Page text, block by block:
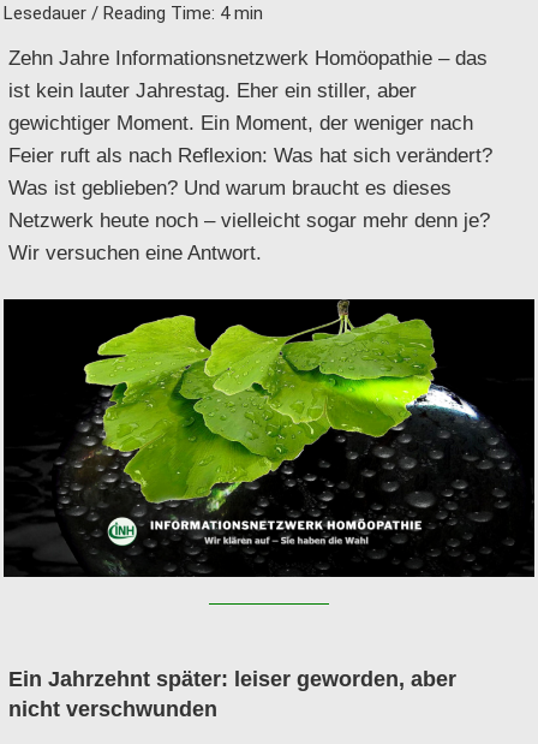
Lesedauer / Reading Time: 4 min
Zehn Jahre Informationsnetzwerk Homöopathie – das
ist kein lauter Jahrestag. Eher ein stiller, aber
gewichtiger Moment. Ein Moment, der weniger nach
Feier ruft als nach Reflexion: Was hat sich verändert?
Was ist geblieben? Und warum braucht es dieses
Netzwerk heute noch – vielleicht sogar mehr denn je?
Wir versuchen eine Antwort.
Ein Jahrzehnt später: leiser geworden, aber
nicht verschwunden